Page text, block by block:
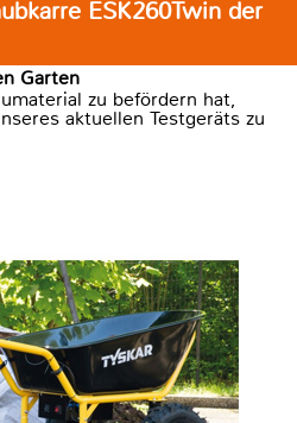
ESK260Twin der
Garten
zu befördern hat,
aktuellen Testgeräts zu